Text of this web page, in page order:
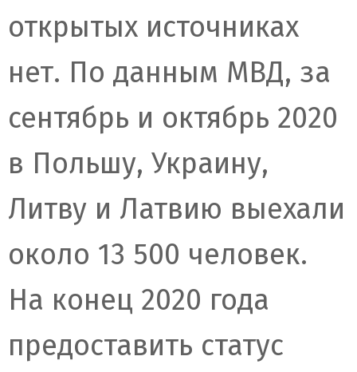
открытых источниках
нет. По данным МВД, за
сентябрь и октябрь 2020
в Польшу, Украину,
Литву и Латвию выехали
около 13 500 человек.
На конец 2020 года
предоставить статус